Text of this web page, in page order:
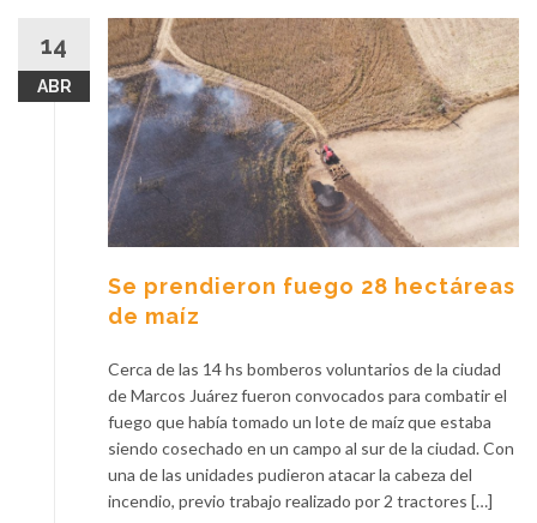
14
ABR
Se prendieron fuego 28 hectáreas
de maíz
Cerca de las 14 hs bomberos voluntarios de la ciudad
de Marcos Juárez fueron convocados para combatir el
fuego que había tomado un lote de maíz que estaba
siendo cosechado en un campo al sur de la ciudad. Con
una de las unidades pudieron atacar la cabeza del
incendio, previo trabajo realizado por 2 tractores […]